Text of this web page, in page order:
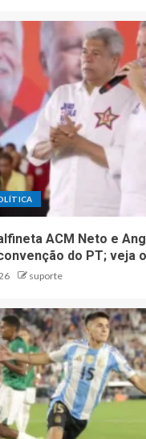
ACM Neto e
do PT; veja
suporte